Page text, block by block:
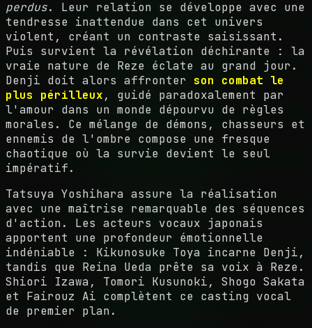
perdus. Leur relation se développe avec une
tendresse inattendue dans cet univers
violent, créant un contraste saisissant.
Puis survient la révélation déchirante : la
vraie nature de Reze éclate au grand jour.
Denji doit alors affronter son combat le
plus périlleux, guidé paradoxalement par
l'amour dans un monde dépourvu de règles
morales. Ce mélange de démons, chasseurs et
ennemis de l'ombre compose une fresque
chaotique où la survie devient le seul
impératif.
Tatsuya Yoshihara assure la réalisation
avec une maîtrise remarquable des séquences
d'action. Les acteurs vocaux japonais
apportent une profondeur émotionnelle
indéniable : Kikunosuke Toya incarne Denji,
tandis que Reina Ueda prête sa voix à Reze.
Shiori Izawa, Tomori Kusunoki, Shogo Sakata
et Fairouz Ai complètent ce casting vocal
de premier plan.